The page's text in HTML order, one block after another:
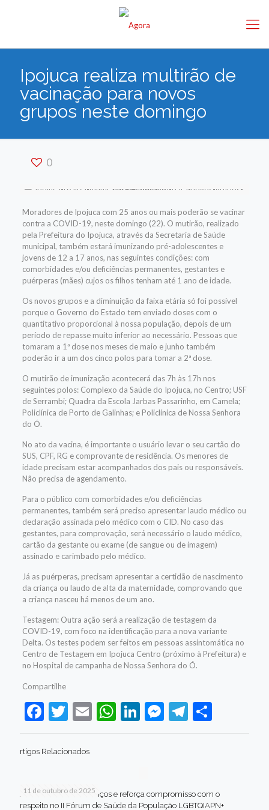
Ipojuca realiza multirão de
vacinação para novos
grupos neste domingo
0
Moradores de Ipojuca com 25 anos ou mais poderão se vacinar
contra a COVID-19, neste domingo (22). O mutirão, realizado
pela Prefeitura do Ipojuca, através da Secretaria de Saúde
municipal, também estará imunizando pré-adolescentes e
jovens de 12 a 17 anos, nas seguintes condições: com
comorbidades e/ou deficiências permanentes, gestantes e
puérperas (mães) cujos os filhos tenham até 1 ano de idade.
Os novos grupos e a diminuição da faixa etária só foi possível
porque o Governo do Estado tem enviado doses com o
quantitativo proporcional à nossa população, depois de um
período de repasse muito inferior ao necessário. Pessoas que
tomaram a 1ª dose nos meses de maio e junho também
poderão ir a um dos cinco polos para tomar a 2ª dose.
O mutirão de imunização acontecerá das 7h às 17h nos
seguintes polos: Complexo da Saúde do Ipojuca, no Centro; USF
de Serrambi; Quadra da Escola Jarbas Passarinho, em Camela;
Policlínica de Porto de Galinhas; e Policlínica de Nossa Senhora
do Ó.
No ato da vacina, é importante o usuário levar o seu cartão do
SUS, CPF, RG e comprovante de residência. Os menores de
idade precisam estar acompanhados dos pais ou responsáveis.
Não precisa de agendamento.
Para o público com comorbidades e/ou deficiências
permanentes, também será preciso apresentar laudo médico ou
declaração assinada pelo médico com o CID. No caso das
gestantes, para comprovação, será necessário o laudo médico,
cartão da gestante ou exame (de sangue ou de imagem)
assinado e carimbado pelo médico.
Já as puérperas, precisam apresentar a certidão de nascimento
da criança ou laudo de alta da maternidade, comprovando que
a criança nasceu há menos de um ano.
Testagem: Outra ação será a realização de testagem da
COVID-19, com foco na identificação para a nova variante
Delta. Os testes podem ser feitos em pessoas assintomática no
Centro de Testagem em Ipojuca Centro (próximo à Prefeitura) e
no Hospital de campanha de Nossa Senhora do Ó.
Compartilhe
Facebook
Twitter
EmailWhatsApp
LinkedIn
Messenger
Telegram
Share
rtigos Relacionados
11 de outubro de 2025
Jaboatão celebra avanços e reforça compromisso com o
respeito no II Fórum de Saúde da População LGBTQIAPN+